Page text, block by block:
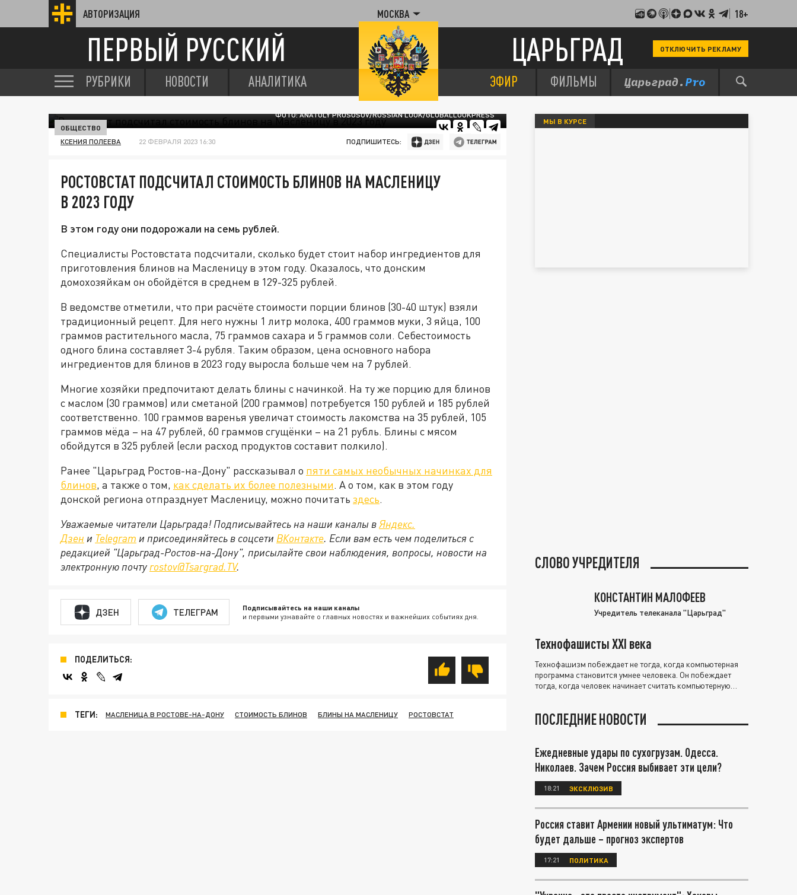
АВТОРИЗАЦИЯ МОСКВА 18+
ПЕРВЫЙ РУССКИЙ ЦАРЬГРАД ОТКЛЮЧИТЬ РЕКЛАМУ
РУБРИКИ НОВОСТИ АНАЛИТИКА ЭФИР ФИЛЬМЫ
ФОТО: ANATOLY PROSOSOV/RUSSIAN LOOK/GLOBALLOOKPRESS
ОБЩЕСТВО
КСЕНИЯ ПОЛЕЕВА 22 ФЕВРАЛЯ 2023 16:30 ПОДПИШИТЕСЬ:
РОСТОВСТАТ ПОДСЧИТАЛ СТОИМОСТЬ БЛИНОВ НА МАСЛЕНИЦУ
В 2023 ГОДУ
В этом году они подорожали на семь рублей.
Специалисты Ростовстата подсчитали, сколько будет стоит набор ингредиентов для
приготовления блинов на Масленицу в этом году. Оказалось, что донским
домохозяйкам он обойдётся в среднем в 129-325 рублей.
В ведомстве отметили, что при расчёте стоимости порции блинов (30-40 штук) взяли
традиционный рецепт. Для него нужны 1 литр молока, 400 граммов муки, 3 яйца, 100
граммов растительного масла, 75 граммов сахара и 5 граммов соли. Себестоимость
одного блина составляет 3-4 рубля. Таким образом, цена основного набора
ингредиентов для блинов в 2023 году выросла больше чем на 7 рублей.
Многие хозяйки предпочитают делать блины с начинкой. На ту же порцию для блинов
с маслом (30 граммов) или сметаной (200 граммов) потребуется 150 рублей и 185 рублей
соответственно. 100 граммов варенья увеличат стоимость лакомства на 35 рублей, 105
граммов мёда – на 47 рублей, 60 граммов сгущёнки – на 21 рубль. Блины с мясом
обойдутся в 325 рублей (если расход продуктов составит полкило).
Ранее "Царьград Ростов-на-Дону" рассказывал о пяти самых необычных начинках для
блинов, а также о том, как сделать их более полезными. А о том, как в этом году
донской региона отпразднует Масленицу, можно почитать здесь.
Уважаемые читатели Царьграда! Подписывайтесь на наши каналы вЯндекс.
Дзен и Telegram и присоединяйтесь в соцсети ВКонтакте. Если вам есть чем поделиться с
редакцией "Царьград-Ростов-на-Дону", присылайте свои наблюдения, вопросы, новости на
электронную почту rostov@Tsargrad.ТV.
ДЗЕН ТЕЛЕГРАМ Подписывайтесь на наши каналы
и первыми узнавайте о главных новостях и важнейших событиях дня.
ПОДЕЛИТЬСЯ:
ТЕГИ: МАСЛЕНИЦА В РОСТОВЕ-НА-ДОНУ СТОИМОСТЬ БЛИНОВ БЛИНЫ НА МАСЛЕНИЦУ РОСТОВСТАТ
МЫ В КУРСЕ
СЛОВО УЧРЕДИТЕЛЯ
КОНСТАНТИН МАЛОФЕЕВ
Учредитель телеканала "Царьград"
Технофашисты XXI века
Технофашизм побеждает не тогда, когда компьютерная
программа становится умнее человека. Он побеждает
тогда, когда человек начинает считать компьютерную
ПОСЛЕДНИЕ НОВОСТИ
Ежедневные удары по сухогрузам. Одесса.
Николаев. Зачем Россия выбивает эти цели?
18:21 ЭКСКЛЮЗИВ
Россия ставит Армении новый ультиматум: Что
будет дальше – прогноз экспертов
17:21 ПОЛИТИКА